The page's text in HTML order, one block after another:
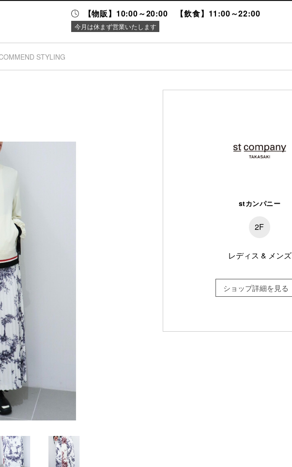
【物販】10:00～20:00 【飲食】11:00～22:00
今月は休まず営業いたします
イベント
STYLING
stカンパニー
2F
レディス & メンズ
ショップ詳細を見る